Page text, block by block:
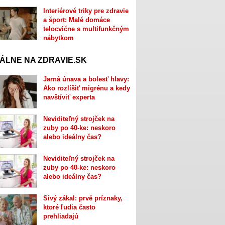
Interiérové triky pre zdravie
a šport: Malé domáce
telocvične s multifunkčným
nábytkom
NA ZDRAVIE.SK
Jarná únava a bolesť hlavy:
Ako rozlíšiť migrénu a kedy
navštíviť experta
Neviditeľný strojček na
zuby po 40-ke: neskoro
alebo ideálny čas?
Neviditeľný strojček na
zuby po 40-ke: neskoro
alebo ideálny čas?
Sivý zákal: prvé príznaky,
ktoré ľudia často
prehliadajú